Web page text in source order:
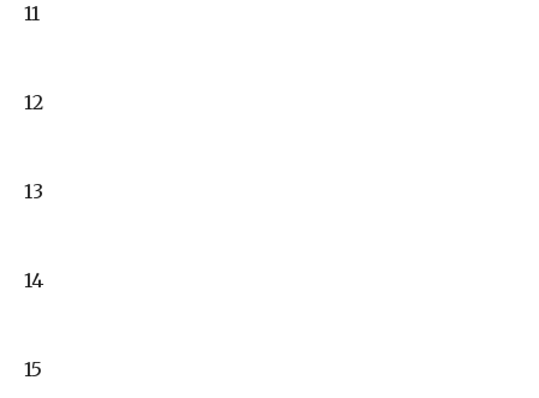
11
12
13
14
15